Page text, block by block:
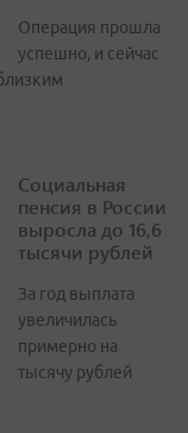
Операция прошла
успешно, и сейчас
Социальная
пенсия в России
выросла до 16,6
тысячи рублей
За год выплата
увеличилась
примерно на
тысячу рублей